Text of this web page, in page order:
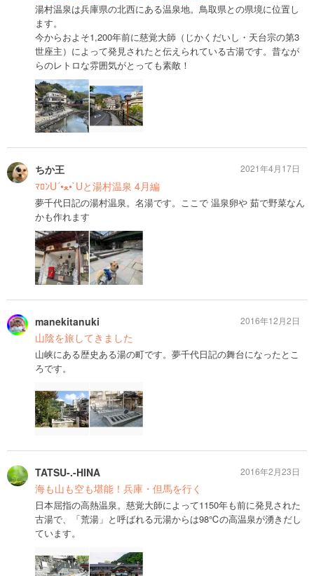
湯村温泉は兵庫県の北西にある温泉地。鳥取県との県境に位置し
ます。
今からおよそ1,200年前に慈覚大師（じかくだいし・天台宗の第3
世座主）によって発見されたと伝えられている古湯です。昔なが
らのレトロな雰囲気がとっても素敵！
ちか王
ﾏﾛﾝU´•ﻌ•`Uと湯村温泉 4月編
夢千代日記の湯村温泉。名湯です。ここで 温泉卵や 茹で野菜なん
かも作れます
2021年4月17日
manekitanuki
山陰を旅してきました
山峡にある歴史ある湯の町です。夢千代日記の舞台になったとこ
ろです。
2016年12月2日
TATSU-.-HINA
海も山も空も堪能！兵庫・但馬を行く
日本屈指の高熱温泉。慈覚大師によって1150年も前に発見された
古湯で、「荒湯」と呼ばれる元湯からは98℃の高温泉が湧きだし
ています。
2016年2月23日